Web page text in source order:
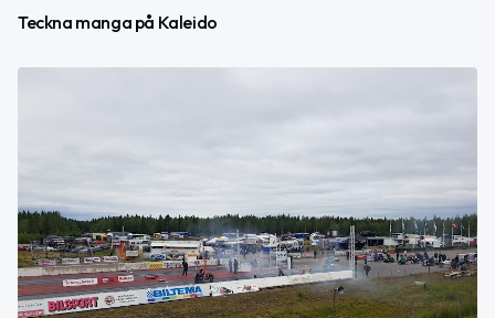
Teckna manga på Kaleido